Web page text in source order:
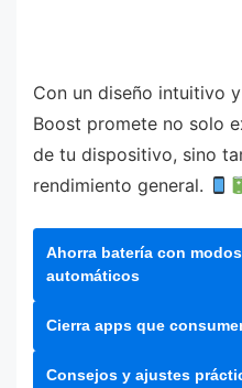
Con un diseño intuitivo
Boost promete no solo
de tu dispositivo, sino
rendimiento general.
Ahorra batería con
automáticos
Cierra apps que
Consejos y ajustes